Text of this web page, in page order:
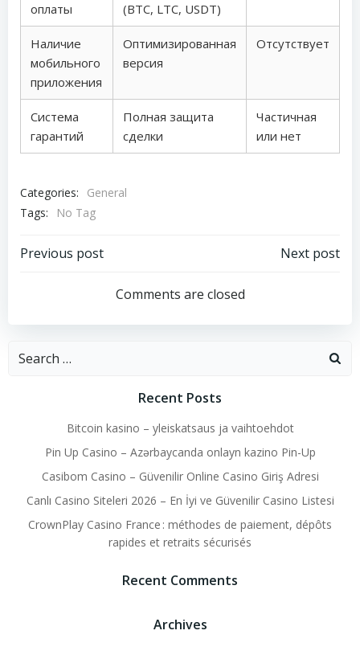
оплаты
(BTC, LTC, USDT)
Наличие
мобильного
приложения
Оптимизированная
версия
Отсутствует
Система
гарантий
Полная защита
сделки
Частичная
или нет
Categories:
General
Tags:
No Tag
Post
navigation
Previous post
navigation
Next post
Comments are closed
Search
Recent Posts
Bitcoin kasino – yleiskatsaus ja vaihtoehdot
Pin Up Casino – Azərbaycanda onlayn kazino Pin-Up
Casibom Casino – Güvenilir Online Casino Giriş Adresi
Canlı Casino Siteleri 2026 – En İyi ve Güvenilir Casino Listesi
CrownPlay Casino France : méthodes de paiement, dépôts
rapides et retraits sécurisés
Recent Comments
Archives